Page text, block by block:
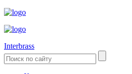
Interbrass